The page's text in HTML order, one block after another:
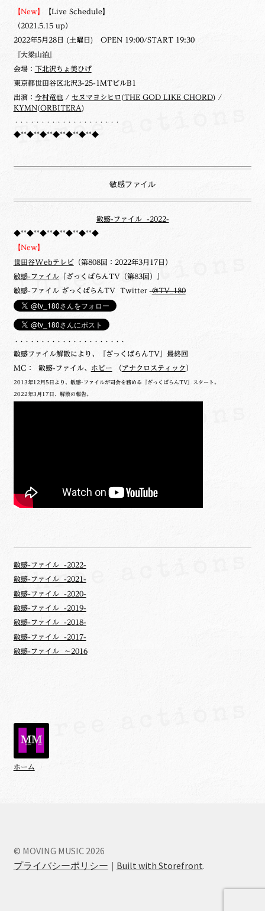
【New】 【Live Schedule】
（2021.5.15 up）
2022年5月28日 (土曜日) OPEN 19:00/START 19:30
『大梁山泊』
会場： 下北沢ちょ美ひげ
東京都世田谷区北沢3-25-1MTビルB1
出演： 今村竜也/ セヌマヨシヒロ (THE GOD LIKE CHORD) /
KYMN(ORBITERA )
・・・・・・・・・・・・・・・・・・・・
◆**◆**◆**◆**◆**◆**◆
敏感ファイル
敏感-ファイル -2022-
◆**◆**◆**◆**◆**◆**◆
【New】
世田谷Webテレビ（第808回：2022年3月17日）
敏感-ファイル『ざっくばらんTV（第83回）』
敏感-ファイル ざっくばらんTV Twitter @TV_180
・・・・・・・・・・・・・・・・・・・・・
敏感ファイル解散により、『ざっくばらんTV』最終回
MC： 敏感-ファイル、 ホビー （ アナクロスティック ）
2013年12月5日より、敏感-ファイルが司会を務める『ざっくばらんTV』スタート。
2022年3月17日、解散の報告。
敏感-ファイル -2022-
敏感-ファイル -2021-
敏感-ファイル -2020-
敏感-ファイル -2019-
敏感-ファイル -2018-
敏感-ファイル -2017-
敏感-ファイル ～2016
ホーム
© MOVING MUSIC 2026
プライバシーポリシー
Built with Storefront.